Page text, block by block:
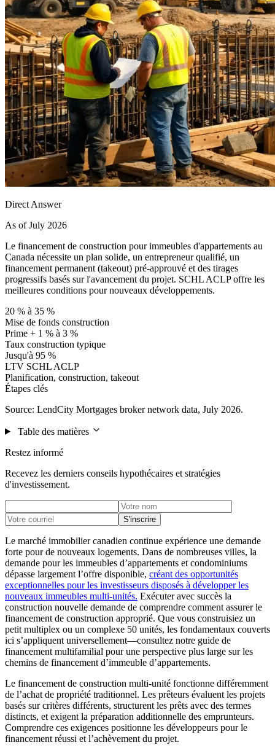
Direct Answer
As of July 2026
Le financement de construction pour immeubles d'appartements au
Canada nécessite un plan solide, un entrepreneur qualifié, un
financement permanent (takeout) pré-approuvé et des tirages
progressifs basés sur l'avancement du projet. SCHL ACLP offre les
meilleures conditions pour nouveaux développements.
20 % à 35 %
Mise de fonds construction
Prime + 1 % à 3 %
Taux construction typique
Jusqu'à 95 %
LTV SCHL ACLP
Planification, construction, takeout
Étapes clés
Source: LendCity Mortgages broker network data, July 2026.
Table des matières
Restez informé
Recevez les derniers conseils hypothécaires et stratégies
d'investissement.
S'inscrire
Le marché immobilier canadien continue expérience une demande
forte pour de nouveaux logements. Dans de nombreuses villes, la
demande pour les immeubles d’appartements et condominiums
dépasse largement l’offre disponible, créant des opportunités
exceptionnelles pour les investisseurs disposés à développer les
nouveaux immeubles multi-unités. Exécuter avec succès la
construction nouvelle demande de comprendre comment assurer le
financement de construction approprié. Que vous construisiez un
petit multiplex ou un complexe 50 unités, les fondamentaux couverts
ici s’appliquent universellement—consultez notre guide de
financement multifamilial pour une perspective plus large sur les
chemins de financement d’immeuble d’appartements.
Le financement de construction multi-unité fonctionne différemment
de l’achat de propriété traditionnel. Les prêteurs évaluent les projets
basés sur critères différents, structurent les prêts avec des termes
distincts, et exigent la préparation additionnelle des emprunteurs.
Comprendre ces exigences positionne les développeurs pour le
financement réussi et l’achèvement du projet.